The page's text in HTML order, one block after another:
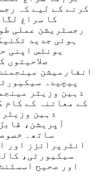
کرنے کے لیے کہ
کا سراغ
رجسٹریشن عملی
ہوئی جدید
یونٹس اپنی
صلاحیتوں
انفارمیشن
پیچیدہ
ذہین وزیٹر
کے معائنہ کے کام
ذہین
آپریشن،
ساتھ۔
انٹرپرائزز اور
سیکیورٹی،
اور صحیح